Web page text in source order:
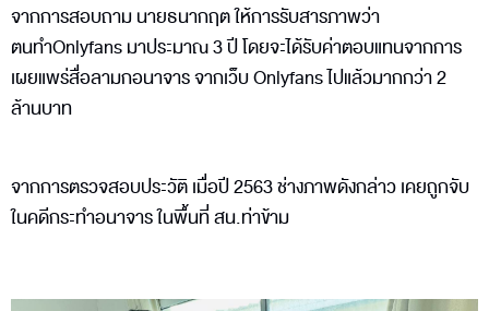
จากการสอบถาม นายธนากฤต ให้การรับสารภาพว่า
ตนทำOnlyfans มาประมาณ 3 ปี โดยจะได้รับค่าตอบแทนจากการ
เผยแพร่สื่อลามกอนาจาร จากเว็บ Onlyfans ไปแล้วมากกว่า 2
ล้านบาท
จากการตรวจสอบประวัติ เมื่อปี 2563 ช่างภาพดังกล่าว เคยถูกจับ
ในคดีกระทำอนาจาร ในพื้นที่ สน.ท่าข้าม